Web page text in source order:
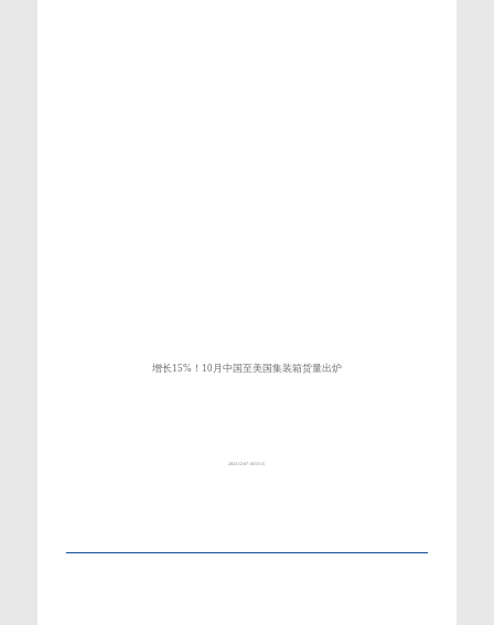
增长15%！10月中国至美国集装箱货量出炉
2023-12-07 10:53:15